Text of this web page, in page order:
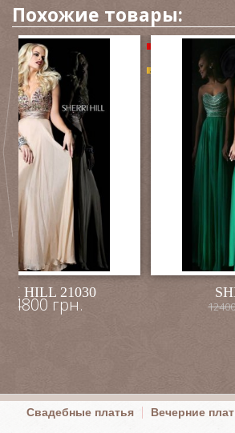
Похожие товары:
HILL 21030
4800 грн.
-70%
New
Свадебные платья Вечерние